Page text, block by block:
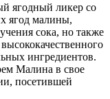
ягодный ликер со
ягод малины,
сока, но также
ингредиентов.
Малина в свое
посетившей